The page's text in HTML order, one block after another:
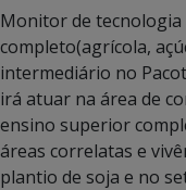
Monitor de
completo(agrícola,
intermediário no
irá atuar na área de
ensino superior
áreas correlatas e
plantio de soja e no